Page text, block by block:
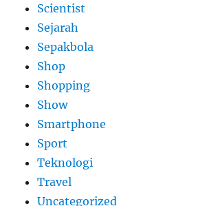
Scientist
Sejarah
Sepakbola
Shop
Shopping
Show
Smartphone
Sport
Teknologi
Travel
Uncategorized